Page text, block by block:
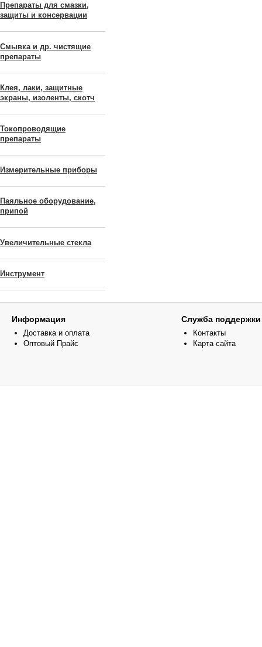
Препараты для смазки,
защиты и консервации
Смывка и др. чистящие
препараты
Клея, лаки, защитные
экраны, изоленты, скотч
Токопроводящие
препараты
Измерительные приборы
Паяльное оборудование,
припой
Увеличительные стекла
Инструмент
Информация
Доставка и оплата
Оптовый Прайс
Служба поддержки
Контакты
Карта сайта